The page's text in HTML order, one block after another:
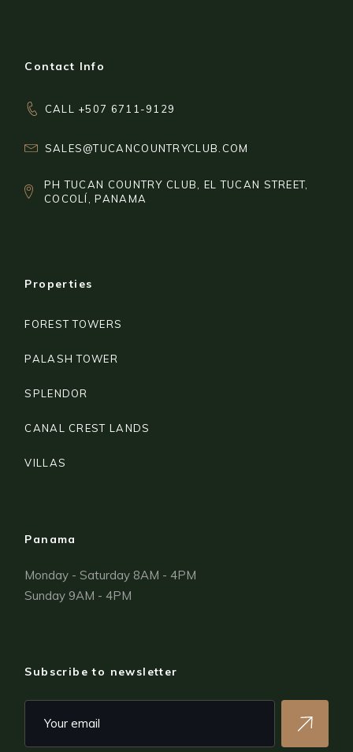
Contact Info
CALL +507 6711-9129
SALES@TUCANCOUNTRYCLUB.COM
PH TUCAN COUNTRY CLUB, EL TUCAN STREET,
COCOLÍ, PANAMA
Properties
FOREST TOWERS
PALASH TOWER
SPLENDOR
CANAL CREST LANDS
VILLAS
Panama
Monday - Saturday 8AM - 4PM
Sunday 9AM - 4PM
Subscribe to newsletter